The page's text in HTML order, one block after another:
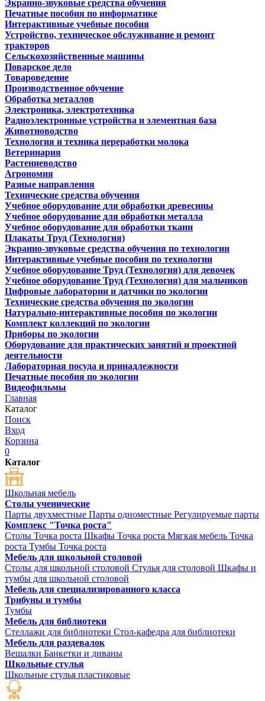
Экранно-звуковые средства обучения
Печатные пособия по информатике
Интерактивные учебные пособия
Устройство, техническое обслуживание и ремонт
тракторов
Сельскохозяйственные машины
Поварское дело
Товароведение
Производственное обучение
Обработка металлов
Электроника, электротехника
Радиоэлектронные устройства и элементная база
Животноводство
Технология и техника переработки молока
Ветеринария
Растениеводство
Агрономия
Разные направления
Технические средства обучения
Учебное оборудование для обработки древесины
Учебное оборудование для обработки металла
Учебное оборудование для обработки ткани
Плакаты Труд (Технология)
Экранно-звуковые средства обучения по технологии
Интерактивные учебные пособия по технологии
Учебное оборудование Труд (Технология) для девочек
Учебное оборудование Труд (Технология) для мальчиков
Цифровые лаборатории и датчики по экологии
Технические средства обучения по экологии
Натурально-интерактивные пособия по экологии
Комплект коллекций по экологии
Приборы по экологии
Оборудование для практических занятий и проектной
деятельности
Лабораторная посуда и принадлежности
Печатные пособия по экологии
Видеофильмы
Главная
Каталог
Поиск
Вход
Корзина
0
Каталог
Школьная мебель
Столы ученические
Парты двухместные Парты одноместные Регулируемые парты
Комплекс "Точка роста"
Столы Точка роста Шкафы Точка роста Мягкая мебель Точка
роста Тумбы Точка роста
Мебель для школьной столовой
Столы для школьной столовой Стулья для столовой Шкафы и
тумбы для школьной столовой
Мебель для специализированного класса
Трибуны и тумбы
Тумбы
Мебель для библиотеки
Стеллажи для библиотеки Стол-кафедра для библиотеки
Мебель для раздевалок
Вешалки Банкетки и диваны
Школьные стулья
Школьные стулья пластиковые